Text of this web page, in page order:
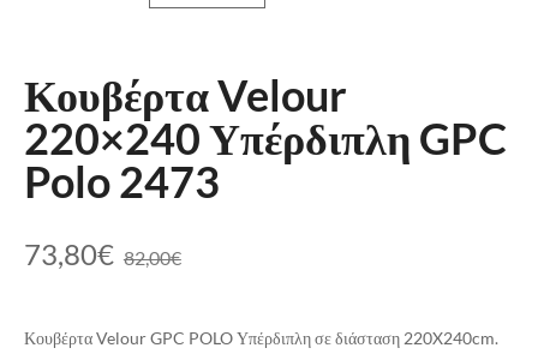
Κουβέρτα Velour
220×240 Υπέρδιπλη GPC
Polo 2473
82,00€
73,80€
Κουβέρτα Velour GPC POLO Υπέρδιπλη σε διάσταση 220X240cm.